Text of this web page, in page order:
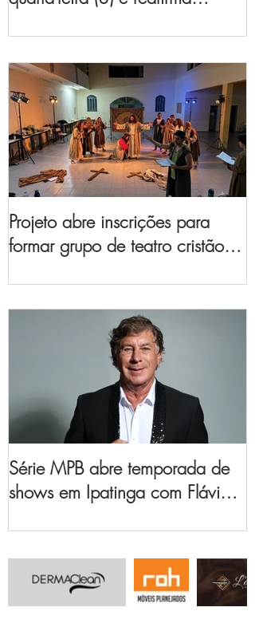
prestação de serviços de Minas
Gerais
Projeto abre inscrições para
formar grupo de teatro cristão
Série MPB abre temporada de
shows em Ipatinga com Flávio